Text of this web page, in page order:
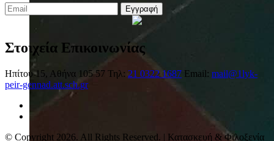
Εγγραφή
Στοιχεία Επικοινωνίας
Ηπίτου 15, Αθήνα 105 57 Τηλ: 21 0322 1687 Email: mail@1lyk-
peir-gennad.att.sch.gr
© Copyright 2026. All Rights Reserved. | Κατασκευή & Φιλοξενία